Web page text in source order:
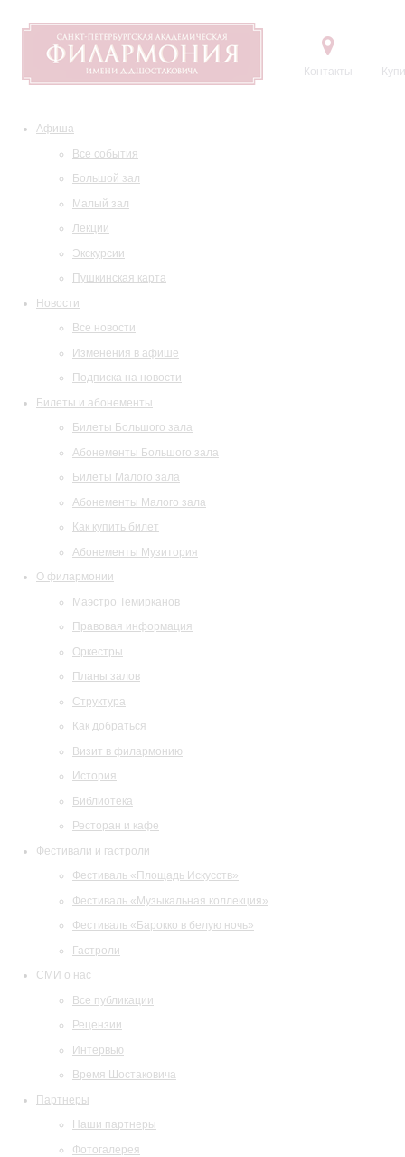
Контакты
Афиша
Все события
Большой зал
Малый зал
Лекции
Экскурсии
Пушкинская карта
Новости
Все новости
Изменения в афише
Подписка на новости
Билеты и абонементы
Билеты Большого зала
Абонементы Большого зала
Билеты Малого зала
Абонементы Малого зала
Как купить билет
Абонементы Музитория
О филармонии
Маэстро Темирканов
Правовая информация
Оркестры
Планы залов
Структура
Как добраться
Визит в филармонию
История
Библиотека
Ресторан и кафе
Фестивали и гастроли
Фестиваль «Площадь Искусств»
Фестиваль «Музыкальная коллекция»
Фестиваль «Барокко в белую ночь»
Гастроли
СМИ о нас
Все публикации
Рецензии
Интервью
Время Шостаковича
Партнеры
Наши партнеры
Фотогалерея